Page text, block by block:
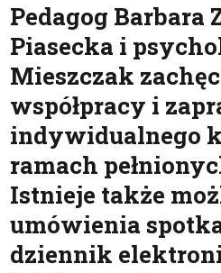
Pedagog Barbara
Piasecka i
Mieszczak
współpracy i
indywidualnego
ramach
Istnieje także
umówienia
dziennik